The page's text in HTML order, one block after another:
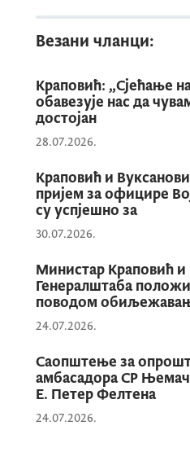
У акцији
неповољним
коришћен је један
чамаца за брзе
пилотска посада
Белл 412.
Министарству
18:30х обратила
сигурности, на
да су три лица на
контакт са копном
Везани чланци:
Краповић: „Сјећање
обавезује нас да
достојан
28.07.2026.
Краповић и
пријем за официре
су успјешно за
30.07.2026.
Министар Краповић и
Генералштаба
поводом
24.07.2026.
Саопштење за
амбасадора СР
Е. Петер Фелтена
24.07.2026.